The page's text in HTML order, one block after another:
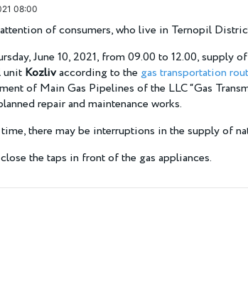
08:00
of consumers, who live in Ternopil
June 10, 2021, from 09.00 to 12.00, supply
unit Kozlivaccording to the gas transportation
of Main Gas Pipelines of the LLC “Gas
repair and maintenance works.
there may be interruptions in the supply of
the taps in front of the gas appliances.